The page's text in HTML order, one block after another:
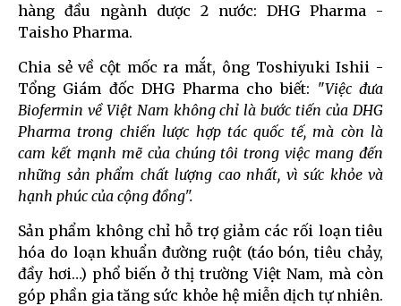
hàng đầu ngành dược 2 nước: DHG Pharma -
Taisho Pharma.
Chia sẻ về cột mốc ra mắt, ông Toshiyuki Ishii -
Tổng Giám đốc DHG Pharma cho biết: "Việc đưa
Biofermin về Việt Nam không chỉ là bước tiến của DHG
Pharma trong chiến lược hợp tác quốc tế, mà còn là
cam kết mạnh mẽ của chúng tôi trong việc mang đến
những sản phẩm chất lượng cao nhất, vì sức khỏe và
hạnh phúc của cộng đồng".
Sản phẩm không chỉ hỗ trợ giảm các rối loạn tiêu
hóa do loạn khuẩn đường ruột (táo bón, tiêu chảy,
đầy hơi…) phổ biến ở thị trường Việt Nam, mà còn
góp phần gia tăng sức khỏe hệ miễn dịch tự nhiên.